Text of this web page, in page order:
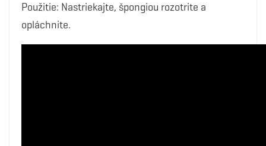
Použitie: Nastriekajte, špongiou rozotrite a
opláchnite.